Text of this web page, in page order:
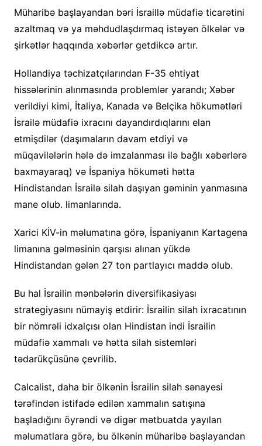
Müharibə başlayandan bəri İsraillə müdafiə ticarətini
azaltmaq və ya məhdudlaşdırmaq istəyən ölkələr və
şirkətlər haqqında xəbərlər getdikcə artır.
Hollandiya təchizatçılarından F-35 ehtiyat
hissələrinin alınmasında problemlər yarandı; Xəbər
verildiyi kimi, İtaliya, Kanada və Belçika hökumətləri
İsrailə müdafiə ixracını dayandırdıqlarını elan
etmişdilər (daşımaların davam etdiyi və
müqavilələrin hələ də imzalanması ilə bağlı xəbərlərə
baxmayaraq) və İspaniya hökuməti hətta
Hindistandan İsrailə silah daşıyan gəminin yanmasına
mane olub. limanlarında.
Xarici KİV-in məlumatına görə, İspaniyanın Kartagena
limanına gəlməsinin qarşısı alınan yükdə
Hindistandan gələn 27 ton partlayıcı maddə olub.
Bu hal İsrailin mənbələrin diversifikasiyası
strategiyasını nümayiş etdirir: İsrailin silah ixracatının
bir nömrəli idxalçısı olan Hindistan indi İsrailin
müdafiə xammalı və hətta silah sistemləri
tədarükçüsünə çevrilib.
Calcalist, daha bir ölkənin İsrailin silah sənayesi
tərəfindən istifadə edilən xammalın satışına
başladığını öyrəndi və digər mətbuatda yayılan
məlumatlara görə, bu ölkənin müharibə başlayandan